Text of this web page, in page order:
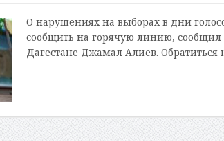
О нарушениях на выборах в дни
сообщить на горячую линию,
Дагестане Джамал Алиев. Обратиться